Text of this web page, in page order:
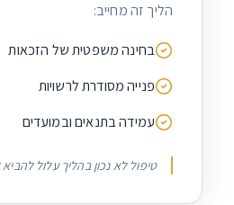
הליך זה מחייב:
בחינה משפטית של הזכאות
פנייה מסודרת לרשויות
עמידה בתנאים ובמועדים
טיפול לא נכון בהליך עלול